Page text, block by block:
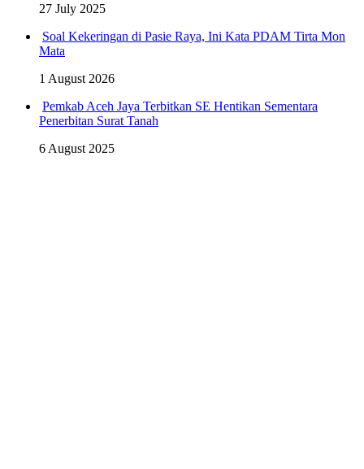
27 July 2025
Soal Kekeringan di Pasie Raya, Ini Kata PDAM Tirta Mon
Mata
1 August 2026
Pemkab Aceh Jaya Terbitkan SE Hentikan Sementara
Penerbitan Surat Tanah
6 August 2025